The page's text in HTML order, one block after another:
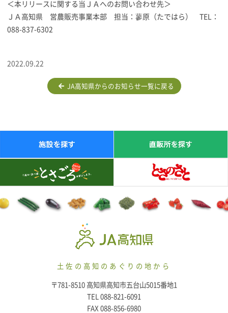
＜本リリースに関する当ＪＡへのお問い合わせ先＞
ＪＡ高知県 営農販売事業本部 担当：蓼原（たではら） TEL：
088-837-6302
2022.09.22
JA高知県からのお知らせ一覧に戻る
土佐の高知のあぐりの地から
〒781-8510 高知県高知市五台山5015番地1
TEL 088-821-6091
FAX 088-856-6980